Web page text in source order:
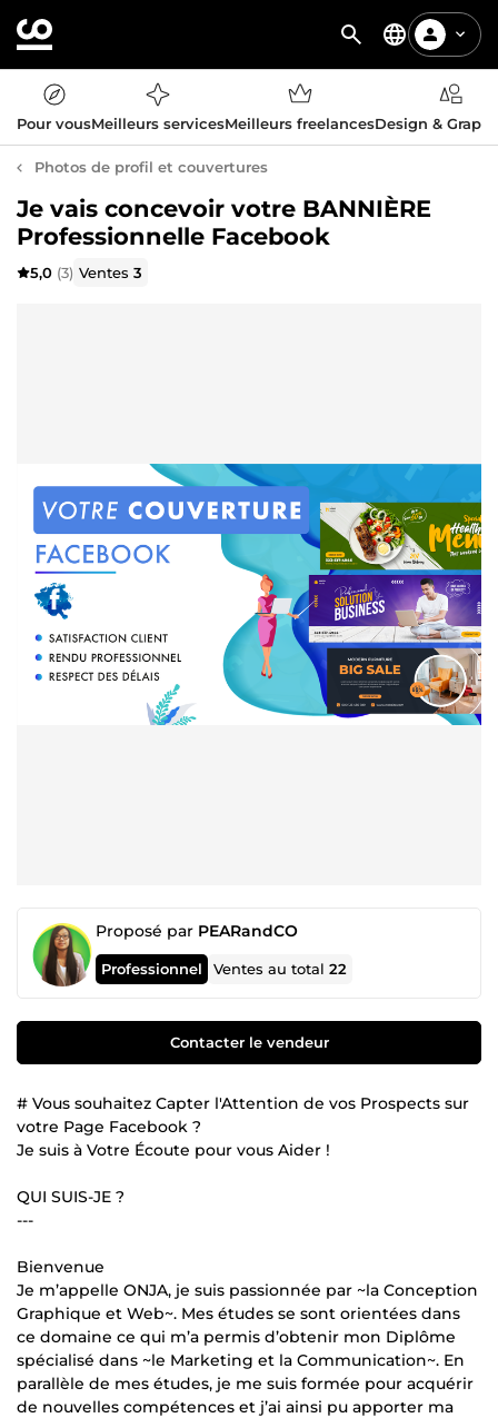
Pour vousMeilleurs servicesMeilleurs freelancesDesign &
Photos de profil et couvertures
Je vais concevoir votre BANNIÈRE
Professionnelle Facebook
5,0 (3) Ventes3
Proposé par PEARandCO
Professionnel Ventes au total22
Contacter le vendeur
# Vous souhaitez Capter l'Attention de vos Prospects sur
votre Page Facebook ?
Je suis à Votre Écoute pour vous Aider !
QUI SUIS-JE ?
---
Bienvenue
Je m’appelle ONJA, je suis passionnée par ~la Conception
Graphique et Web~. Mes études se sont orientées dans
ce domaine ce qui m’a permis d’obtenir mon Diplôme
spécialisé dans ~le Marketing et la Communication~. En
parallèle de mes études, je me suis formée pour acquérir
de nouvelles compétences et j’ai ainsi pu apporter ma